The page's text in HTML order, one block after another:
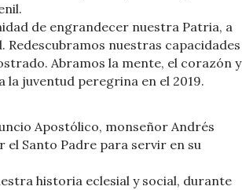
de engrandecer nuestra Patria, a
Redescubramos nuestras capacidades
Abramos la mente, el corazón y
juventud peregrina en el 2019.
Apostólico, monseñor Andrés
el Santo Padre para servir en su
historia eclesial y social, durante